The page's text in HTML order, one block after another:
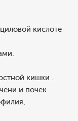
кислоте
кишки .
и почек.